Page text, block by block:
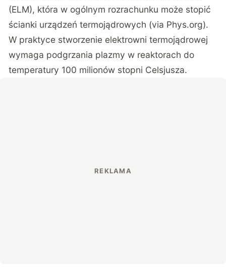
(ELM), która w ogólnym rozrachunku może stopić
ścianki urządzeń termojądrowych (via Phys.org).
W praktyce stworzenie elektrowni termojądrowej
wymaga podgrzania plazmy w reaktorach do
temperatury 100 milionów stopni Celsjusza.